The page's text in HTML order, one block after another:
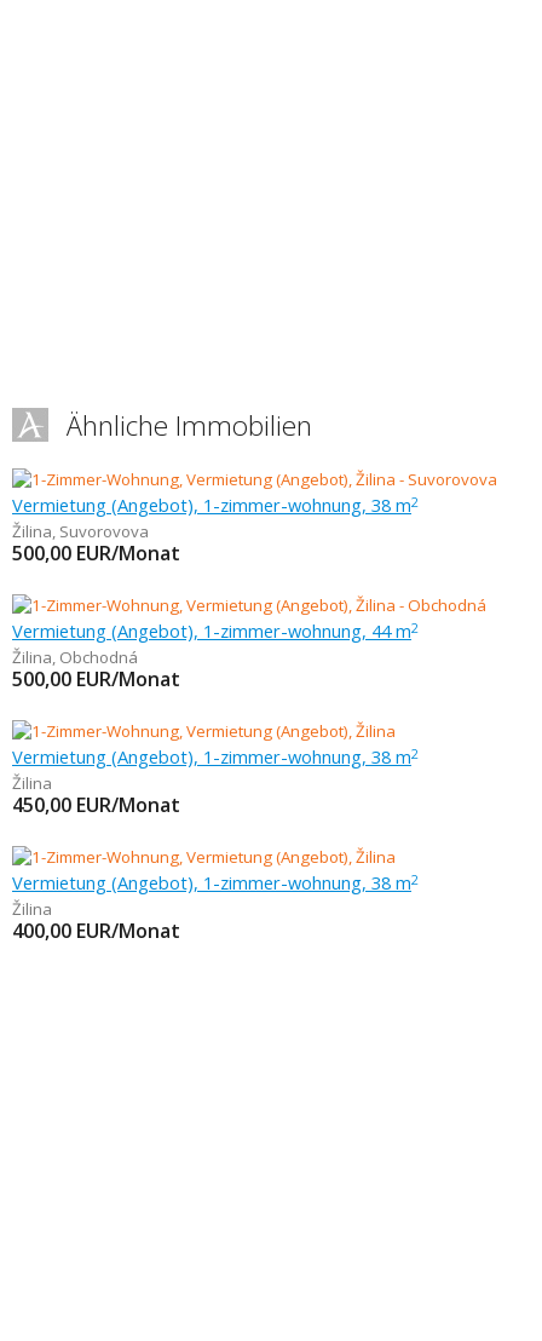
Ähnliche Immobilien
Vermietung (Angebot), 1-zimmer-wohnung, 38 m2
Žilina, Suvorovova
500,00 EUR/Monat
Vermietung (Angebot), 1-zimmer-wohnung, 44 m2
Žilina, Obchodná
500,00 EUR/Monat
Vermietung (Angebot), 1-zimmer-wohnung, 38 m2
Žilina
450,00 EUR/Monat
Vermietung (Angebot), 1-zimmer-wohnung, 38 m2
Žilina
400,00 EUR/Monat